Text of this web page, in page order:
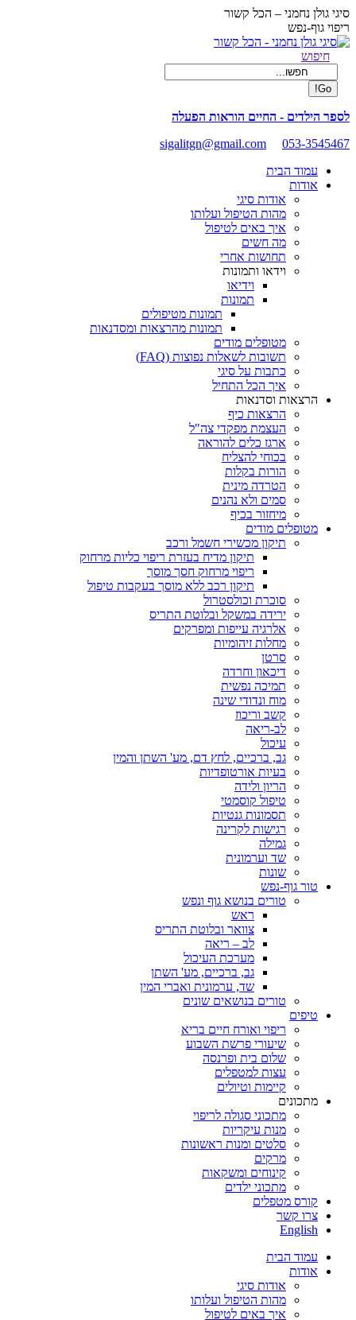
Skip
to
content
סיגי גולן נחמני – הכל קשור
ריפוי גוף-נפש
Facebook
opens
new
window
Search:
חיפוש
לספר הילדים - החיים הוראות הפעלה
sigalitgn@gmail.com
053-3545467
עמוד הבית
אודות
אודות סיגי
מהות הטיפול ועלותו
איך באים לטיפול
מה חשים
תחושות אחרי
וידאו ותמונות
וידיאו
תמונות
תמונות מטיפולים
תמונות מהרצאות ומסדנאות
מטופלים מודים
תשובות לשאלות נפוצות (FAQ)
כתבות על סיגי
איך הכל התחיל
הרצאות וסדנאות
הרצאות כיף
העצמת מפקדי צה"ל
ארגז כלים להוראה
בכוחי להצליח
הורות בקלות
הטרדה מינית
סמים ולא נהנים
מיחזור בכיף
מטופלים מודים
תיקון מכשירי חשמל ורכב
תיקון מדיח בעזרת ריפוי כליות מרחוק
ריפוי מרחוק חסך מוסך
תיקון רכב ללא מוסך בעקבות טיפול
סוכרת וכולסטרול
ירידה במשקל ובלוטת התריס
אלרגיה עייפות ומפרקים
מחלות זיהומיות
סרטן
דיכאון וחרדה
תמיכה נפשית
מוח ונדודי שינה
קשב וריכוז
לב-ריאה
עיכול
גב, ברכיים, לחץ דם, מע' השתן והמין
בעיות אורטופדיות
הריון ולידה
טיפול קוסמטי
תסמונות גנטיות
רגישות לקרינה
גמילה
שד וערמונית
שונות
טור גוף-נפש
טורים בנושא גוף ונפש
ראש
צוואר ובלוטת התריס
לב – ריאה
מערכת העיכול
גב, ברכיים, מע' השתן
שד, ערמונית ואברי המין
טורים בנושאים שונים
טיפים
ריפוי ואורח חיים בריא
שיעורי פרשת השבוע
שלום בית ופרנסה
עצות למטפלים
קיימות וטיולים
מתכונים
מתכוני סגולה לריפוי
מנות עיקריות
סלטים ומנות ראשונות
מרקים
קינוחים ומשקאות
מתכוני ילדים
קורס מטפלים
צרו קשר
English
עמוד הבית
אודות
אודות סיגי
מהות הטיפול ועלותו
איך באים לטיפול